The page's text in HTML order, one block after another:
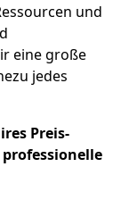
und
eine große
jedes
Preis-